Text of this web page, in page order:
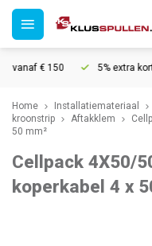
vanaf € 150 5% extra
Home Installatiemateriaal
kroonstrip
Aftakklem
50 mm²
Cellpack 4X50/
koperkabel 4 x